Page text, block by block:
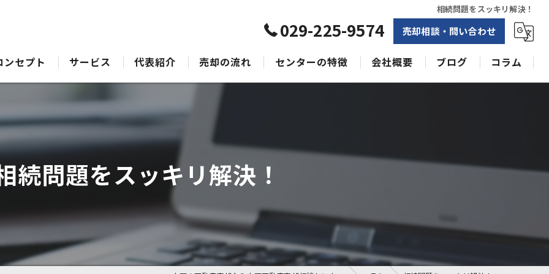
相続問題をスッキリ解決！
029-225-9574 売却相談・問い合わせ
ンセプト
戸の不動産売却･水戸不動産売却相談センターのサポート
戸の不動産売却･水戸不動産売却相談センターの最適なアドバイス
サービス 代表紹介 売却の流れ センターの特徴
収益物件
会社概要 ブログ コラム
続問題をスッキリ解決！